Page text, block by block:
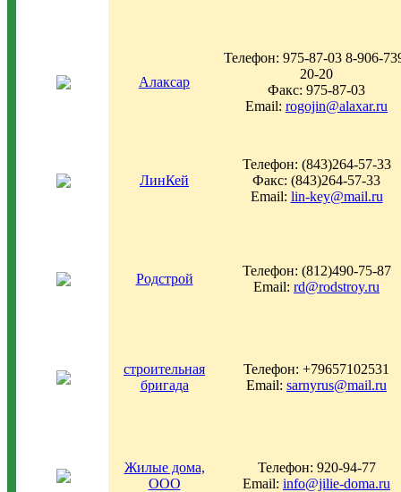
Алаксар
Телефон: 975-87-03 8-906-
20-20
Факс: 975-87-03
Email: rogojin@alaxar.ru
ЛинКей
Телефон: (843)264-57-33
Факс: (843)264-57-33
Email: lin-key@mail.ru
Родстрой
Телефон: (812)490-75-87
Email: rd@rodstroy.ru
строительная
бригада
Телефон: +79657102531
Email: sarnyrus@mail.ru
Жилые дома,
ООО
Телефон: 920-94-77
Email: info@jilie-doma.ru